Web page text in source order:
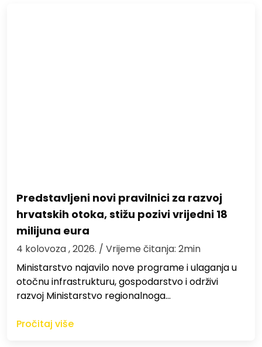
Predstavljeni novi pravilnici za razvoj
hrvatskih otoka, stižu pozivi vrijedni 18
milijuna eura
4 kolovoza , 2026. / Vrijeme čitanja: 2min
Ministarstvo najavilo nove programe i ulaganja u
otočnu infrastrukturu, gospodarstvo i održivi
razvoj Ministarstvo regionalnoga…
Pročitaj više